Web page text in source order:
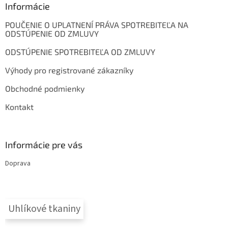
r
v
y
ý
Informácie
POUČENIE O UPLATNENÍ PRÁVA SPOTREBITEĽA NA
ODSTÚPENIE OD ZMLUVY
ODSTÚPENIE SPOTREBITEĽA OD ZMLUVY
Výhody pro registrované zákazníky
Obchodné podmienky
Kontakt
Informácie pre vás
Doprava
Uhlíkové tkaniny